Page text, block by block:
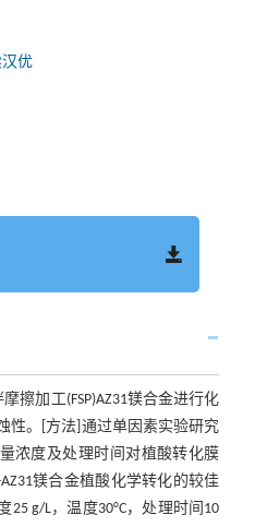
优
擦加工(FSP)AZ31镁合金进行化
性。[方法]通过单因素实验研究
浓度及处理时间对植酸转化膜
镁合金植酸化学转化的较佳
g/L，温度30°C，处理时间10